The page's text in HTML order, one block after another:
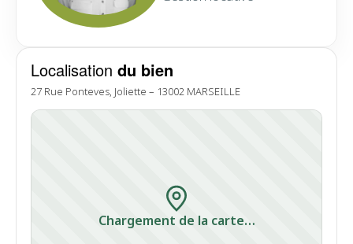
Localisation du bien
27 Rue Ponteves, Joliette – 13002 MARSEILLE
Chargement de la carte…